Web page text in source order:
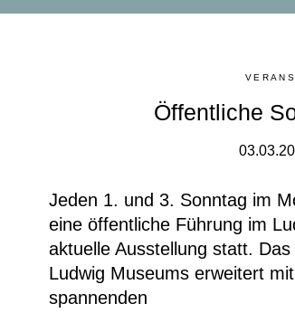
Öffentliche
Jeden 1. und 3. Sonntag im
eine öffentliche Führung im
aktuelle Ausstellung statt.
Ludwig Museums erweitert
spannenden